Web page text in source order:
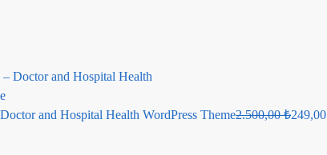
and Hospital Health WordPress Theme2.500,00₺249,00